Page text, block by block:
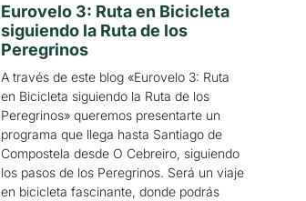
Eurovelo 3: Ruta en Bicicleta
siguiendo la Ruta de los
Peregrinos
A través de este blog «Eurovelo 3: Ruta
en Bicicleta siguiendo la Ruta de los
Peregrinos» queremos presentarte un
programa que llega hasta Santiago de
Compostela desde O Cebreiro, siguiendo
los pasos de los Peregrinos. Será un viaje
en bicicleta fascinante, donde podrás